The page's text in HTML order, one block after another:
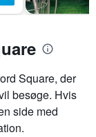
Square, der
besøge. Hvis
side med